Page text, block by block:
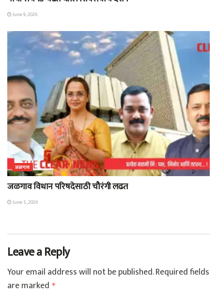
June 9, 2026
जळगाव
जळगाव विधान परिषदेसाठी चौरंगी लढत
June 5, 2026
Leave a Reply
Your email address will not be published.Required fields
are marked *